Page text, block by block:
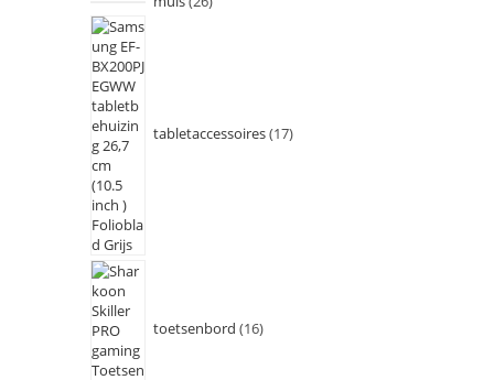
tabletaccessoires 17
toetsenbord 16